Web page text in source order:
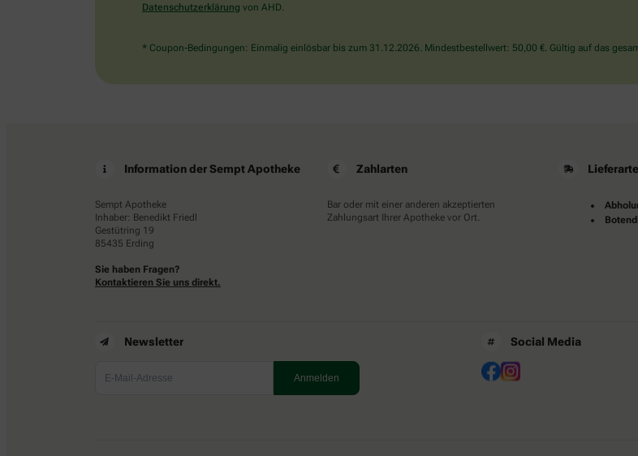
Tasse.
Datenschutzerklärung von AHD.
* Coupon-Bedingungen: Einmalig einlösbar bis zum 31.12.2026. Mindestbestellwert: 50,00 €. Gültig auf das
Information der Sempt Apotheke
Sempt Apotheke
Inhaber: Benedikt Friedl
Gestütring 19
85435 Erding
Sie haben Fragen?
Kontaktieren Sie uns direkt.
Zahlarten
Bar oder mit einer anderen akzeptierten
Zahlungsart Ihrer Apotheke vor Ort.
Newsletter Social Media